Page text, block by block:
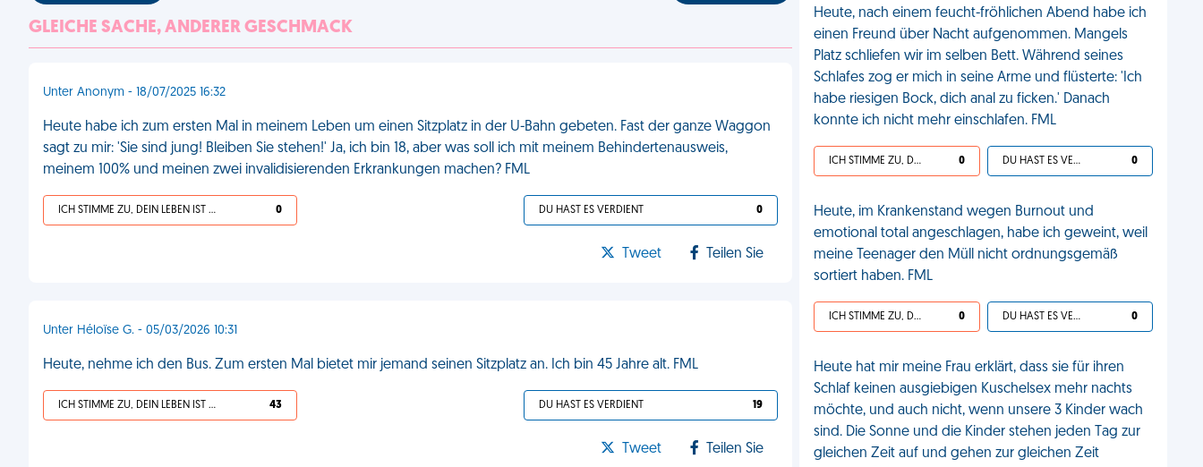
GLEICHE SACHE, ANDERER GESCHMACK
Unter Anonym - 18/07/2025 16:32
Heute habe ich zum ersten Mal in meinem Leben um einen Sitzplatz in der U-Bahn gebeten. Fast der ganze Waggon
sagt zu mir: 'Sie sind jung! Bleiben Sie stehen!' Ja, ich bin 18, aber was soll ich mit meinem Behindertenausweis,
meinem 100% und meinen zwei invalidisierenden Erkrankungen machen? FML
ICH STIMME ZU, DEIN LEBEN IST SCHEISSE 0 DU HAST ES VERDIENT 0
Tweet Teilen Sie
Unter Héloïse G. - 05/03/2026 10:31
Heute, nehme ich den Bus. Zum ersten Mal bietet mir jemand seinen Sitzplatz an. Ich bin 45 Jahre alt. FML
ICH STIMME ZU, DEIN LEBEN IST SCHEISSE 43 DU HAST ES VERDIENT 19
Tweet Teilen Sie
Heute, nach einem feucht-fröhlichen Abend habe ich
einen Freund über Nacht aufgenommen. Mangels
Platz schliefen wir im selben Bett. Während seines
Schlafes zog er mich in seine Arme und flüsterte: 'Ich
habe riesigen Bock, dich anal zu ficken.' Danach
konnte ich nicht mehr einschlafen. FML
ICH STIMME ZU, DEIN LEBEN IST SCHEISSE 0 DU HAST ES VERDIENT 0
Heute, im Krankenstand wegen Burnout und
emotional total angeschlagen, habe ich geweint, weil
meine Teenager den Müll nicht ordnungsgemäß
sortiert haben. FML
ICH STIMME ZU, DEIN LEBEN IST SCHEISSE 0 DU HAST ES VERDIENT 0
Heute hat mir meine Frau erklärt, dass sie für ihren
Schlaf keinen ausgiebigen Kuschelsex mehr nachts
möchte, und auch nicht, wenn unsere 3 Kinder wach
sind. Die Sonne und die Kinder stehen jeden Tag zur
gleichen Zeit auf und gehen zur gleichen Zeit